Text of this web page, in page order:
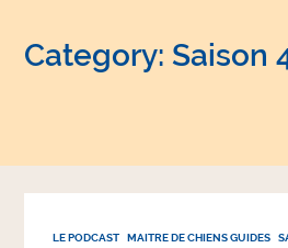
Category: Saison
LE PODCAST MAITRE DE CHIENS GUIDES